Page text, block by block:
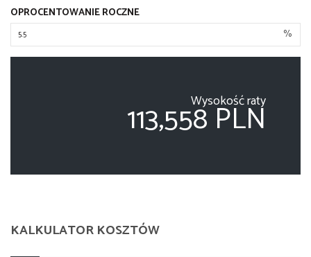
OPROCENTOWANIE ROCZNE
%
Wysokość raty
113,558 PLN
KALKULATOR KOSZTÓW